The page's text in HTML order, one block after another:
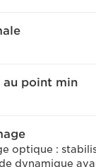
au point min
optique :
dynamique